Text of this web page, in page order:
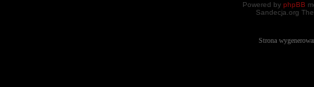
Powered by phpBB
Sandecja.org
Strona